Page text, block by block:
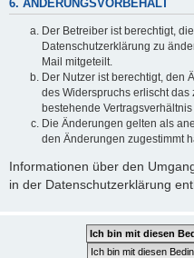
6. ÄNDERUNGSVORBEHALT
Der Betreiber ist berechtigt,
Datenschutzerklärung zu
Mail mitgeteilt.
Der Nutzer ist berechtigt, den
des Widerspruchs erlischt
bestehende
Die Änderungen gelten als
den Änderungen zugestimmt
Informationen über den
in der Datenschutzerklärung